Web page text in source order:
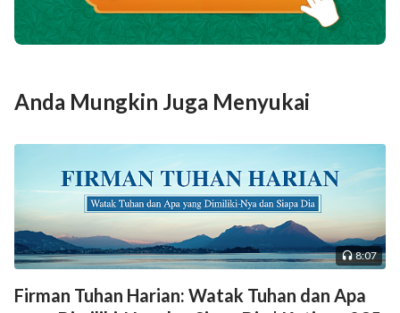
Anda Mungkin Juga Menyukai
8:07
Firman Tuhan Harian: Watak Tuhan dan Apa